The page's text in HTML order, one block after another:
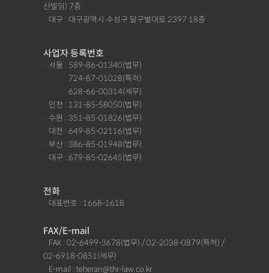
산빌딩) 7층
· 대구 : 대구광역시 수성구 달구벌대로 2397 18층
사업자 등록번호
· 서울 : 589-86-01340(법무)
724-87-01028(특허)
628-66-00314(세무)
· 인천 : 131-85-58050(법무)
· 수원 : 351-85-01826(법무)
· 대전 : 649-85-02116(법무)
· 부산 : 386-85-01948(법무)
· 대구 : 679-85-02645(법무)
전화
· 대표번호 : 1668-1618
FAX/E-mail
· FAX : 02-6499-3678(법무) / 02-2038-0879(특허) /
02-6918-0851(세무)
· E-mail : teheran@thr-law.co.kr